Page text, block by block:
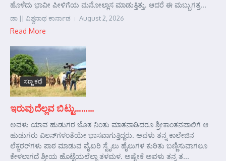
ಹೊಳೆದು ಭಾವೀ ಪೀಳಿಗೆಯ ಮನೋಲ್ಲಾಸ ಮಾಡುತ್ತಿತ್ತು. ಆದರೆ ಈ ಮಬ್ಬುಗತ್ತ...
ಡಾ || ವಿಶ್ವನಾಥ ಕಾರ್ನಾಡ August 2, 2026
Read More
ಸಣ್ಣ ಕಥೆ
ಇರುವುದೆಲ್ಲವ ಬಿಟ್ಟು………
ಅವಳು ಯಾವ ಹುಡುಗರ ಜೊತ ನಿಂತು ಮಾತನಾಡಿದರೂ ಶ್ರೀಕಾಂತನಪಾಲಿಗೆ ಆ
ಹುಡುಗರು ವಿಲನ್‌ಗಳಂತೆಯೇ ಭಾಸವಾಗುತ್ತಿದ್ದರು. ಅವಳು ತನ್ನ ಕಾಲೇಜಿನ
ಲೆಕ್ಚರರ್‌ಗಳು ಪಾಠ ಮಾಡುವ ವೈಖರಿ ಸ್ಟೈಲು ಹೈಲುಗಳ ಕುರಿತು ಬಣ್ಣಿಸುವಾಗಲೂ
ಕೇಳಲಾಗದೆ ಶ್ರೀಯ ಹೊಟ್ಟೆಯಲೆಲ್ಲಾ ತಳಮಳ. ಅಷ್ಟೇಕೆ ಅವಳು ತನ್ನ ತ...